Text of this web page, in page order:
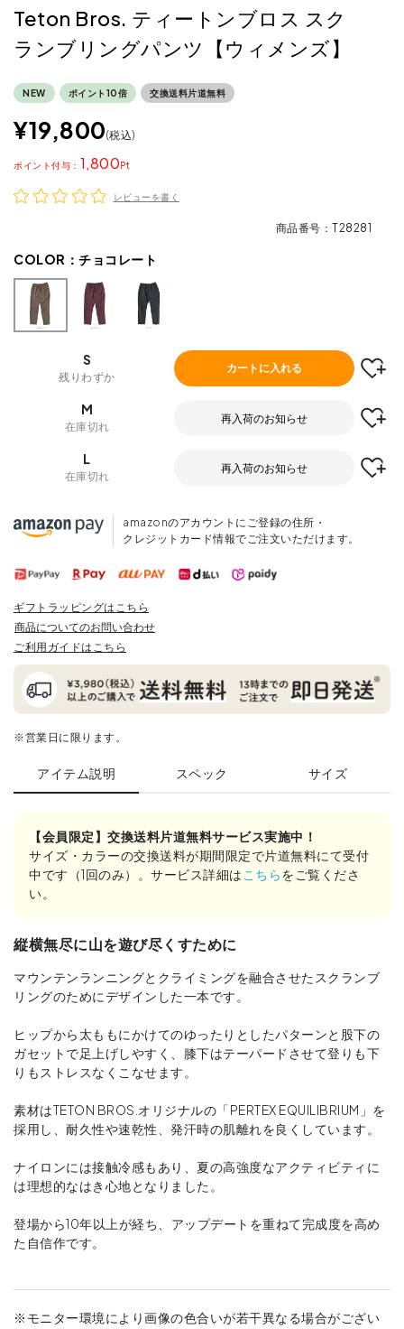
Teton Bros. ティートンブロス スク
ランブリングパンツ【ウィメンズ】
NEW ポイント10倍 交換送料片道無料
¥19,800 税込
1,800
ポイント
レビューを書く
商品番号 T28281
COLOR： チョコレート
S
残りわずか
カートに入れる
M
在庫切れ
再入荷のお知らせ
L
在庫切れ
再入荷のお知らせ
amazonのアカウントにご登録の住所・
クレジットカード情報でご注文いただけます。
ギフトラッピングはこちら
商品についてのお問い合わせ
ご利用ガイドはこちら
※営業日に限ります。
アイテム説明 スペック サイズ
【会員限定】交換送料片道無料サービス実施中！
サイズ・カラーの交換送料が期間限定で片道無料にて受付
中です（1回のみ）。サービス詳細は こちらをご覧くださ
い。
縦横無尽に山を遊び尽くすために
マウンテンランニングとクライミングを融合させたスクランブ
リングのためにデザインした一本です。
ヒップから太ももにかけてのゆったりとしたパターンと股下の
ガセットで足上げしやすく、膝下はテーパードさせて登りも下
りもストレスなくこなせます。
素材はTETON BROS.オリジナルの「PERTEX EQUILIBRIUM」を
採用し、耐久性や速乾性、発汗時の肌離れを良くしています。
ナイロンには接触冷感もあり、夏の高強度なアクティビティに
は理想的なはき心地となりました。
登場から10年以上が経ち、アップデートを重ねて完成度を高め
た自信作です。
※モニター環境により画像の色合いが若干異なる場合がござい